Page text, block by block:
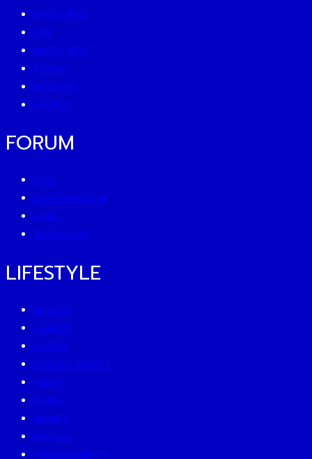
ECONOMICS
ESG
INVESTMENT
TREND
BUSINESS
PEOPLE
FORUM
CEO
ENTREPRENEUR
GURU
SUSTAINISM
LIFESTYLE
BEAUTY
CAREER
EATERY
ENTERTAINMENT
FAMILY
LIVING
MONEY
MUTELU
SUSTAINABILITY